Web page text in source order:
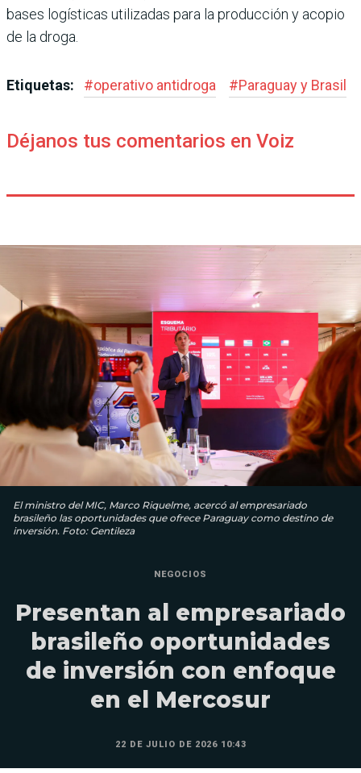
bases logísticas utilizadas para la producción y acopio
de la droga.
Etiquetas: #operativo antidroga #Paraguay y Brasil
Déjanos tus comentarios en Voiz
El ministro del MIC, Marco Riquelme, acercó al empresariado
brasileño las oportunidades que ofrece Paraguay como destino de
inversión. Foto: Gentileza
NEGOCIOS
Presentan al empresariado
brasileño oportunidades
de inversión con enfoque
en el Mercosur
22 DE JULIO DE 2026 10:43